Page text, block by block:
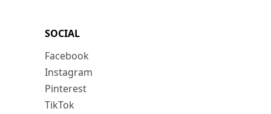
SOCIAL
Facebook
Instagram
Pinterest
TikTok